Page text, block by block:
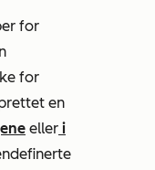
for
for
en
eller i